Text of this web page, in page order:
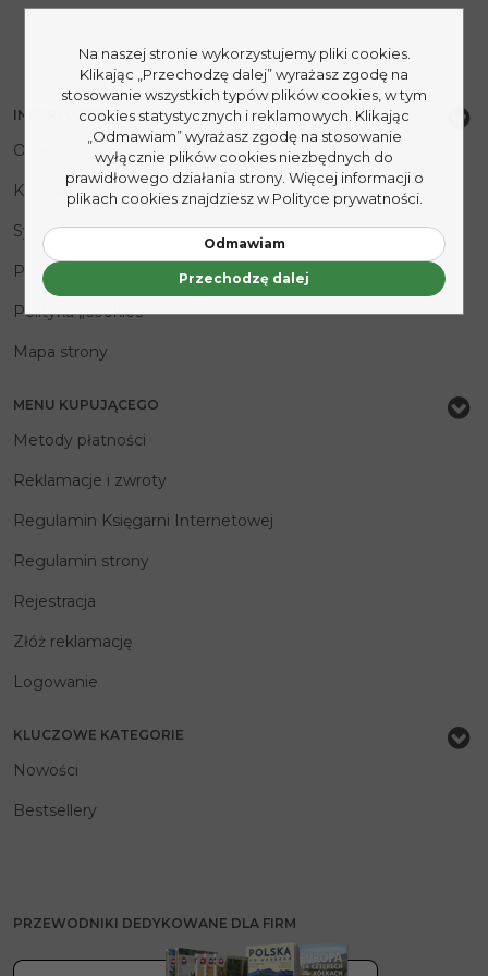
INFORMACJE
O nas
Kontakt
Sygnaliści
Polityka prywatności
Polityka „cookies”
Mapa strony
MENU KUPUJĄCEGO
Metody płatności
Reklamacje i zwroty
Regulamin Księgarni Internetowej
Regulamin strony
Rejestracja
Złóż reklamację
Logowanie
KLUCZOWE KATEGORIE
Nowości
Bestsellery
PRZEWODNIKI DEDYKOWANE DLA FIRM
Na naszej stronie wykorzystujemy pliki cookies.
Klikając „Przechodzę dalej” wyrażasz zgodę na
stosowanie wszystkich typów plików cookies, w tym
cookies statystycznych i reklamowych. Klikając
„Odmawiam” wyrażasz zgodę na stosowanie
wyłącznie plików cookies niezbędnych do
prawidłowego działania strony. Więcej informacji o
plikach cookies znajdziesz w Polityce prywatności.
Odmawiam
Przechodzę dalej